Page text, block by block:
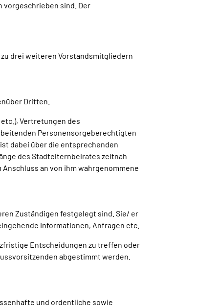
vorgeschrieben sind. Der
drei weiteren Vorstandsmitgliedern
Dritten.
Vertretungen des
Personensorgeberechtigten
dabei über die entsprechenden
des Stadtelternbeirates zeitnah
an von ihm wahrgenommene
Zuständigen festgelegt sind. Sie/ er
Informationen, Anfragen etc.
Entscheidungen zu treffen oder
abgestimmt werden.
und ordentliche sowie